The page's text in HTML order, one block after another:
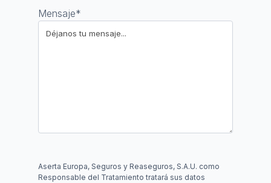
Mensaje*
Aserta Europa, Seguros y Reaseguros, S.A.U. como
Responsable del Tratamiento tratará sus datos